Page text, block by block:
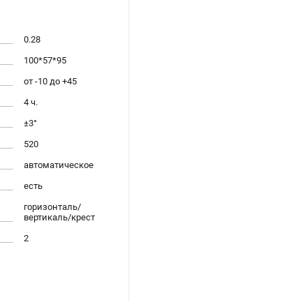
0.28
100*57*95
от -10 до +45
4 ч.
±3°
520
автоматическое
есть
горизонталь/
вертикаль/крест
2